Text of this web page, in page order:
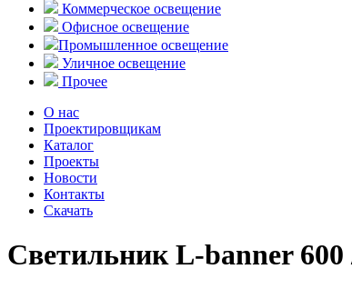
Коммерческое освещение
Офисное освещение
Промышленное освещение
Уличное освещение
Прочее
О нас
Проектировщикам
Каталог
Проекты
Новости
Контакты
Скачать
Светильник L-banner